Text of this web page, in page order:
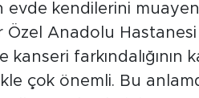
evde kendilerini
Anadolu Hastanesi
farkındalığının
çok önemli. Bu